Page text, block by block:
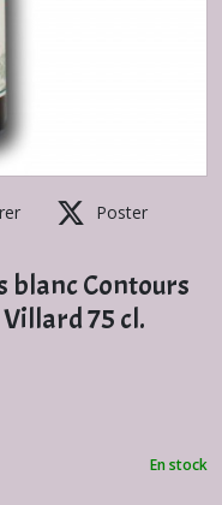
Poster
blanc Contours
75 cl.
En stock